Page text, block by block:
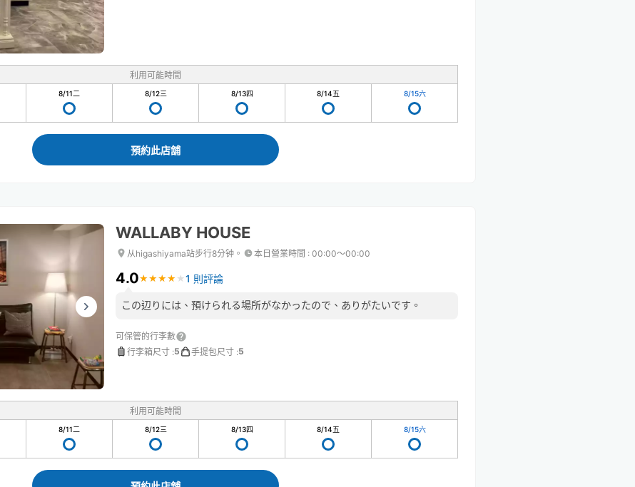
利用可能時間
8/11二 8/12三 8/13四 8/14五 8/15六
預約此店舖
WALLABY HOUSE
从higashiyama站步行8分钟。 本日營業時間 : 00:00〜00:00
4.0★ ★ ★ ★ ★
★ ★ ★ ★ ★ 1 則評論
この辺りには、預けられる場所がなかったので、ありがたいです。
可保管的行李數
行李箱尺寸 :5 手提包尺寸 :5
利用可能時間
8/11二 8/12三 8/13四 8/14五 8/15六